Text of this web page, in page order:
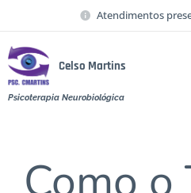
Atendimentos
Celso Martins
Psicoterapia Neurobiológica